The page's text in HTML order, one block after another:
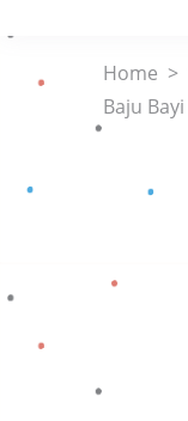
Home >
Baju Bayi